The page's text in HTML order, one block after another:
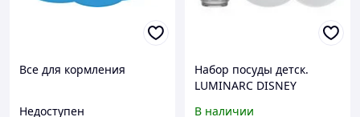
Все для кормления
Недоступен
Набор посуды детск.
LUMINARC DISNEY
В наличии